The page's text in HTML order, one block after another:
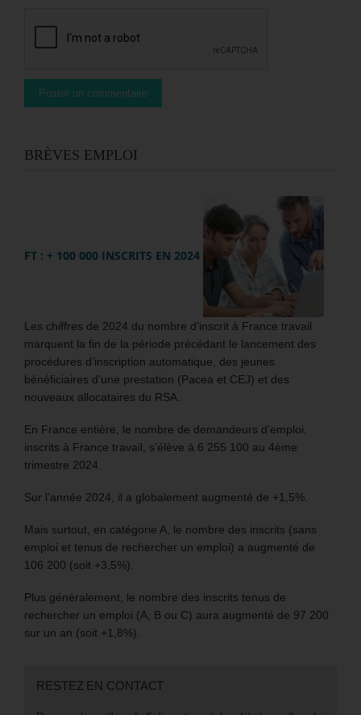
BRÈVES EMPLOI
FT : + 100 000 INSCRITS EN 2024
Les chiffres de 2024 du nombre d’inscrit à France travail
marquent la fin de la période précédant le lancement des
procédures d’inscription automatique, des jeunes
bénéficiaires d’une prestation (Pacea et CEJ) et des
nouveaux allocataires du RSA.
En France entière, le nombre de demandeurs d’emploi,
inscrits à France travail, s’élève à 6 255 100 au 4ème
trimestre 2024.
Sur l’année 2024, il a globalement augmenté de +1,5%.
Mais surtout, en catégorie A, le nombre des inscrits (sans
emploi et tenus de rechercher un emploi) a augmenté de
106 200 (soit +3,5%).
Plus généralement, le nombre des inscrits tenus de
rechercher un emploi (A, B ou C) aura augmenté de 97 200
sur un an (soit +1,8%).
RESTEZ EN CONTACT